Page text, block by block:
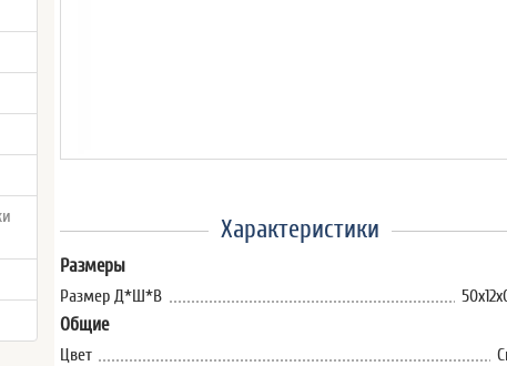
Характеристики
Размеры
Размер Д*Ш*В
Общие
Цвет